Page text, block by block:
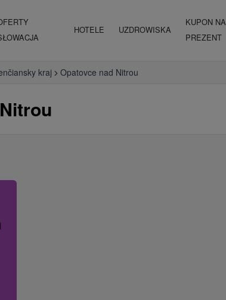
HOTELE UZDROWISKA
KUPON NA
PREZENT
kraj Opatovce nad Nitrou
nazwę hotelu.